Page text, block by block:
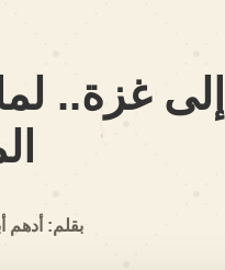
غزة..
بقلم: أدهم